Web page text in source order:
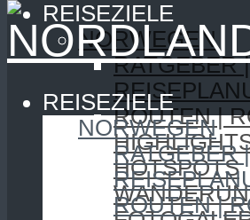
REISEZIELE
NORWEGEN
RATGEBER |
ROUTEN |
HIGHLIGHTS
HOTSPOTS
REISEZIELE
NORWEGEN
RATGEBER |
ROUTEN |